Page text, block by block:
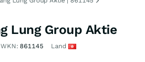
Lung Group Aktie
WKN: 861145 Land